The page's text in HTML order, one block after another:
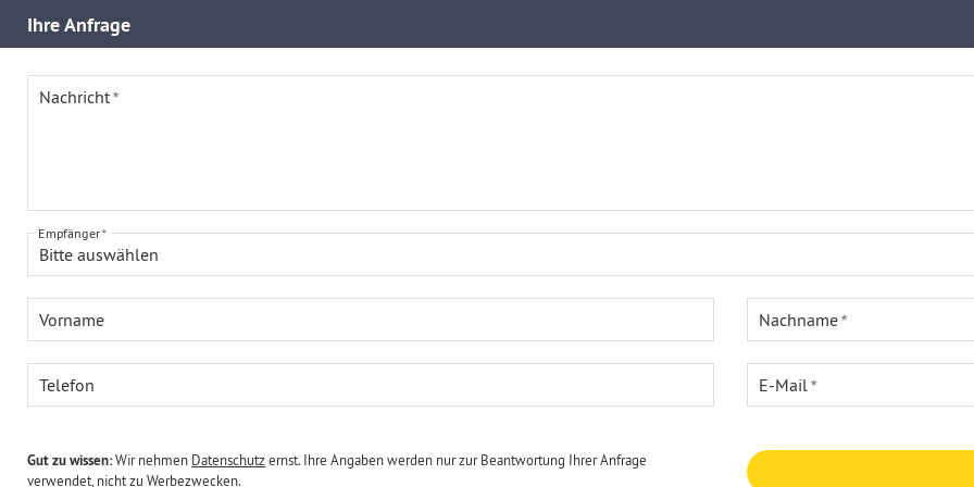
IhreAnfrage
Nachricht
Bitte auswählen
Empfänger
Vorname Nachname
Telefon E-Mail
Gut zu wissen:Wir nehmen Datenschutzernst. Ihre Angaben werden nur zur Beantwortung Ihrer Anfrage
verwendet, nicht zu Werbezwecken.